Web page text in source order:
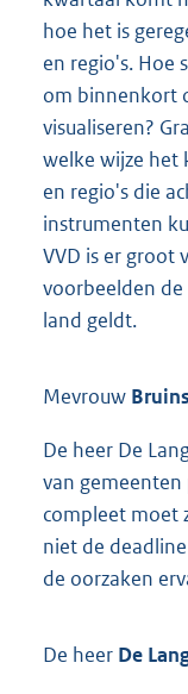
hoe het is
en regio's. Hoe
om binnenkort
visualiseren?
welke wijze het
en regio's die
instrumenten
VVD is er groot
voorbeelden
land geldt.
Mevrouw
De heer De
van
compleet moet
niet de
de oorzaken
De heer De